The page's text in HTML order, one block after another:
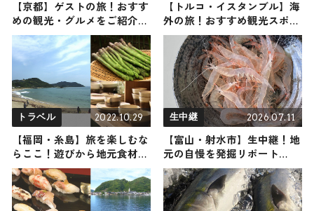
【京都】ゲストの旅！おすす
めの観光・グルメをご紹介
2018/03/24放送
【トルコ・イスタンブル】海
外の旅！おすすめ観光スポッ
トやグルメをリポート
トラベル 2022.10.29
【福岡・糸島】旅を楽しむな
らここ！遊びから地元食材を
生かした旅館までご紹介
生中継 2026.07.11
【富山・射水市】生中継！地
元の自慢を発掘リポート
2026年7月11日放送